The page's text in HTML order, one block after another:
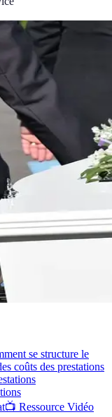
se structure le
coûts des prestations
📺 Ressource Vidéo